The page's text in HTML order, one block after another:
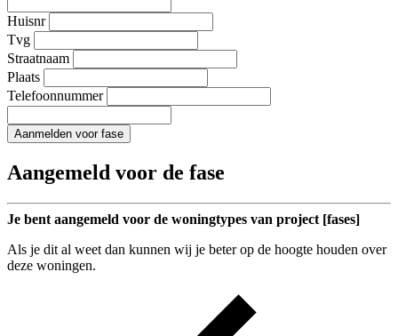
Huisnr
Tvg
Straatnaam
Plaats
Telefoonnummer
Aanmelden voor fase
Aangemeld voor de fase
Je bent aangemeld voor de woningtypes van project [fases]
Als je dit al weet dan kunnen wij je beter op de hoogte houden over
deze woningen.